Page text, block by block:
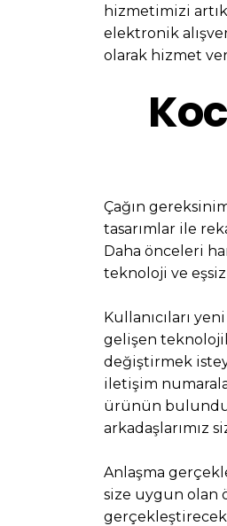
hizmetimizi
elektronik
olarak hizmet
Çağın
tasarımlar ile
Daha önceleri
teknoloji ve
Kullanıcıları
gelişen
değiştirmek
iletişim
ürünün
arkadaşlarımız
Anlaşma
size uygun olan